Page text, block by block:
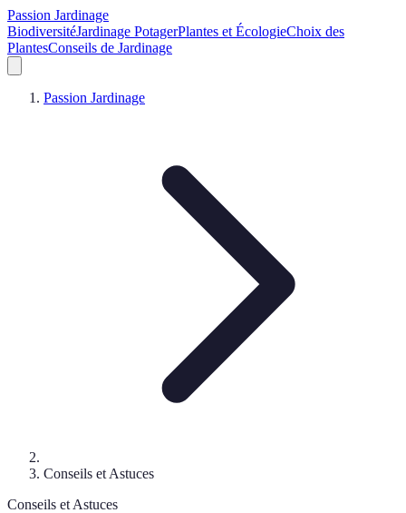
Passion Jardinage
BiodiversitéJardinage PotagerPlantes et ÉcologieChoix des
PlantesConseils de Jardinage
Passion Jardinage
Conseils et Astuces
Conseils et Astuces